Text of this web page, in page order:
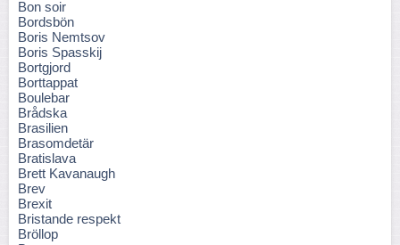
Bon soir
Bordsbön
Boris Nemtsov
Boris Spasskij
Bortgjord
Borttappat
Boulebar
Brådska
Brasilien
Brasomdetär
Bratislava
Brett Kavanaugh
Brev
Brexit
Bristande respekt
Bröllop